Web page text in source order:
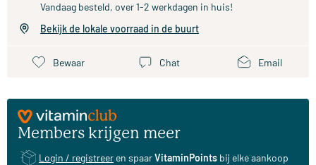
Vandaag besteld, over 1-2 werkdagen in huis!
Bekijk de lokale voorraad in de buurt
Bewaar Chat Email
Members krijgen meer
Login / registreer en spaarVitaminPoints bij elke aankoop